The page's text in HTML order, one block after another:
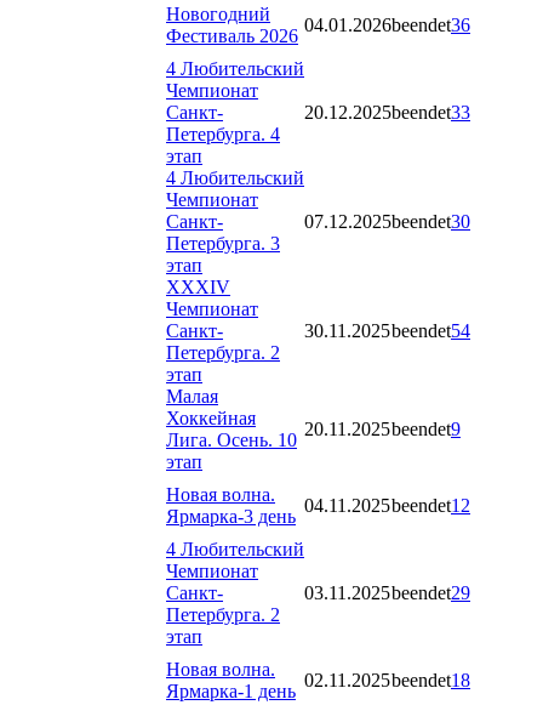
Новогодний
Фестиваль 2026
04.01.2026beendet36
4 Любительский
Чемпионат
Санкт-
Петербурга. 4
этап
20.12.2025beendet33
4 Любительский
Чемпионат
Санкт-
Петербурга. 3
этап
07.12.2025beendet30
XXXIV
Чемпионат
Санкт-
Петербурга. 2
этап
30.11.2025beendet54
Малая
Хоккейная
Лига. Осень. 10
этап
20.11.2025beendet9
Новая волна.
Ярмарка-3 день
04.11.2025beendet12
4 Любительский
Чемпионат
Санкт-
Петербурга. 2
этап
03.11.2025beendet29
Новая волна.
Ярмарка-1 день
02.11.2025beendet18